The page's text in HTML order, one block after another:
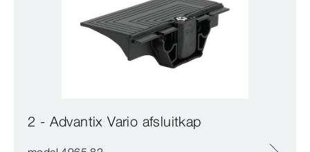
2 - Advantix Vario afsluitkap